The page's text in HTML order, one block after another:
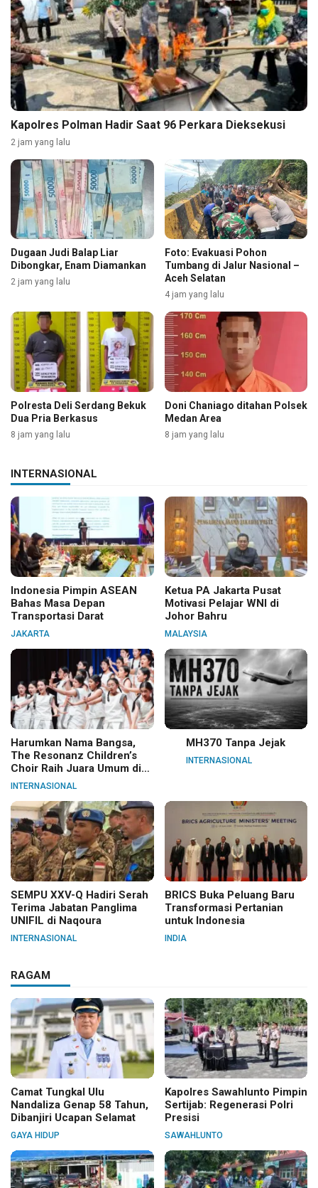
Kapolres Polman Hadir Saat 96 Perkara Dieksekusi
2 jam yang lalu
Dugaan Judi Balap Liar
Dibongkar, Enam Diamankan
2 jam yang lalu
Foto: Evakuasi Pohon
Tumbang di Jalur Nasional –
Aceh Selatan
4 jam yang lalu
Polresta Deli Serdang Bekuk
Dua Pria Berkasus
8 jam yang lalu
Doni Chaniago ditahan Polsek
Medan Area
8 jam yang lalu
INTERNASIONAL
Indonesia Pimpin ASEAN
Bahas Masa Depan
Transportasi Darat
JAKARTA
Ketua PA Jakarta Pusat
Motivasi Pelajar WNI di
Johor Bahru
MALAYSIA
Harumkan Nama Bangsa,
The Resonanz Children’s
Choir Raih Juara Umum di
Hungaria
INTERNASIONAL
MH370 Tanpa Jejak
INTERNASIONAL
SEMPU XXV-Q Hadiri Serah
Terima Jabatan Panglima
UNIFIL di Naqoura
INTERNASIONAL
BRICS Buka Peluang Baru
Transformasi Pertanian
untuk Indonesia
INDIA
RAGAM
Camat Tungkal Ulu
Nandaliza Genap 58 Tahun,
Dibanjiri Ucapan Selamat
GAYA HIDUP
Kapolres Sawahlunto Pimpin
Sertijab: Regenerasi Polri
Presisi
SAWAHLUNTO